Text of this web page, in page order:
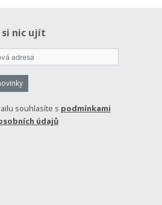
nic ujít
souhlasíte s podmínkami
údajů